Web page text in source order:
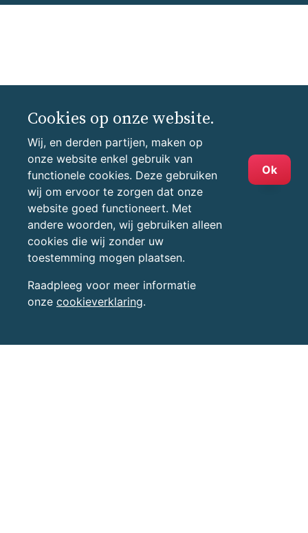
Cookies op onze website.
Wij, en derden partijen, maken op
onze website enkel gebruik van
functionele cookies. Deze gebruiken
wij om ervoor te zorgen dat onze
website goed functioneert. Met
andere woorden, wij gebruiken alleen
cookies die wij zonder uw
toestemming mogen plaatsen.
Raadpleeg voor meer informatie
onze cookieverklaring.
Ok